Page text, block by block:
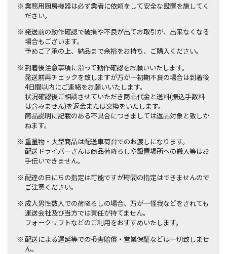
業務用厨房機器は必ず業者に依頼をして安全な設置を施してく
ださい。
発送前の動作確認で破損や不良が出てお取引が、出来なくなる
場合もございます。
予めご了承の上、納品まで余裕をお持ち、ご購入ください。
到着後注意事項に沿って動作確認をお願いいたします。
発送前再チェックを致しますが万が一初期不良の場合は到着後
4日間以内にご連絡をお願いいたします。
状況確認後ご相談させていただき商品代金と送料(振込手数料
は含みません)を返金または交換をいたします。
商品説明に記載のある不具合につきましては返品対象と致しか
ねます。
重量物・大型商品は配送車荷台でのお渡しになります。
配送ドライバーさんは商品荷降ろしや設置場所への搬入等はお
手伝いできません。
配達の日にちの指定は可能ですが時間の指定はできませんので
ご注意ください。
成人男性数人での荷降ろしの場合、万が一怪我などをされても
運送会社及び当方では責任が持てません。
フォークリフトなどのご利用をおすすめいたします。
配送による遅延等での損害賠償・営業保証などは一切致しませ
ん。